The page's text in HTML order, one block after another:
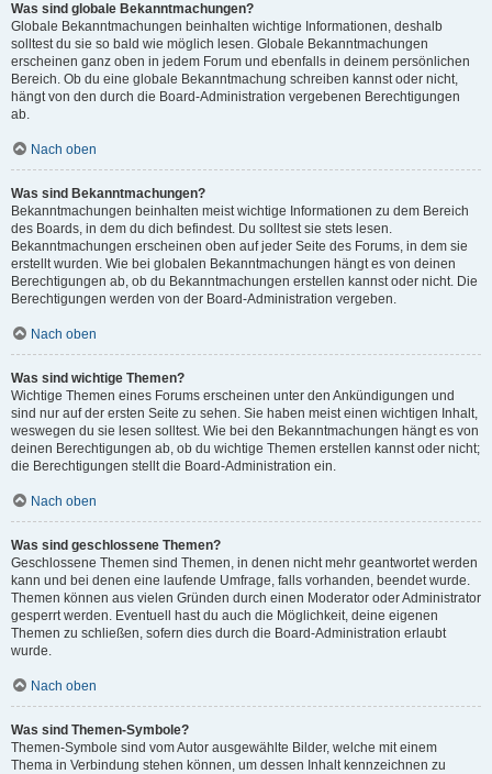
Was sind globale Bekanntmachungen?
Globale Bekanntmachungen beinhalten wichtige Informationen, deshalb
solltest du sie so bald wie möglich lesen. Globale Bekanntmachungen
erscheinen ganz oben in jedem Forum und ebenfalls in deinem persönlichen
Bereich. Ob du eine globale Bekanntmachung schreiben kannst oder nicht,
hängt von den durch die Board-Administration vergebenen Berechtigungen
ab.
Nach oben
Was sind Bekanntmachungen?
Bekanntmachungen beinhalten meist wichtige Informationen zu dem Bereich
des Boards, in dem du dich befindest. Du solltest sie stets lesen.
Bekanntmachungen erscheinen oben auf jeder Seite des Forums, in dem sie
erstellt wurden. Wie bei globalen Bekanntmachungen hängt es von deinen
Berechtigungen ab, ob du Bekanntmachungen erstellen kannst oder nicht. Die
Berechtigungen werden von der Board-Administration vergeben.
Nach oben
Was sind wichtige Themen?
Wichtige Themen eines Forums erscheinen unter den Ankündigungen und
sind nur auf der ersten Seite zu sehen. Sie haben meist einen wichtigen Inhalt,
weswegen du sie lesen solltest. Wie bei den Bekanntmachungen hängt es von
deinen Berechtigungen ab, ob du wichtige Themen erstellen kannst oder nicht;
die Berechtigungen stellt die Board-Administration ein.
Nach oben
Was sind geschlossene Themen?
Geschlossene Themen sind Themen, in denen nicht mehr geantwortet werden
kann und bei denen eine laufende Umfrage, falls vorhanden, beendet wurde.
Themen können aus vielen Gründen durch einen Moderator oder Administrator
gesperrt werden. Eventuell hast du auch die Möglichkeit, deine eigenen
Themen zu schließen, sofern dies durch die Board-Administration erlaubt
wurde.
Nach oben
Was sind Themen-Symbole?
Themen-Symbole sind vom Autor ausgewählte Bilder, welche mit einem
Thema in Verbindung stehen können, um dessen Inhalt kennzeichnen zu